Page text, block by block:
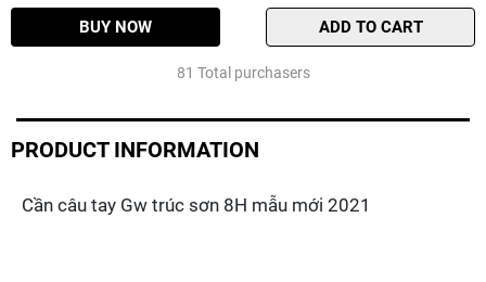
trúc
BUY NOW ADD TO CART
81 Total purchasers
PRODUCT INFORMATION
Cần câu tay Gw trúc sơn 8H mẫu mới 2021